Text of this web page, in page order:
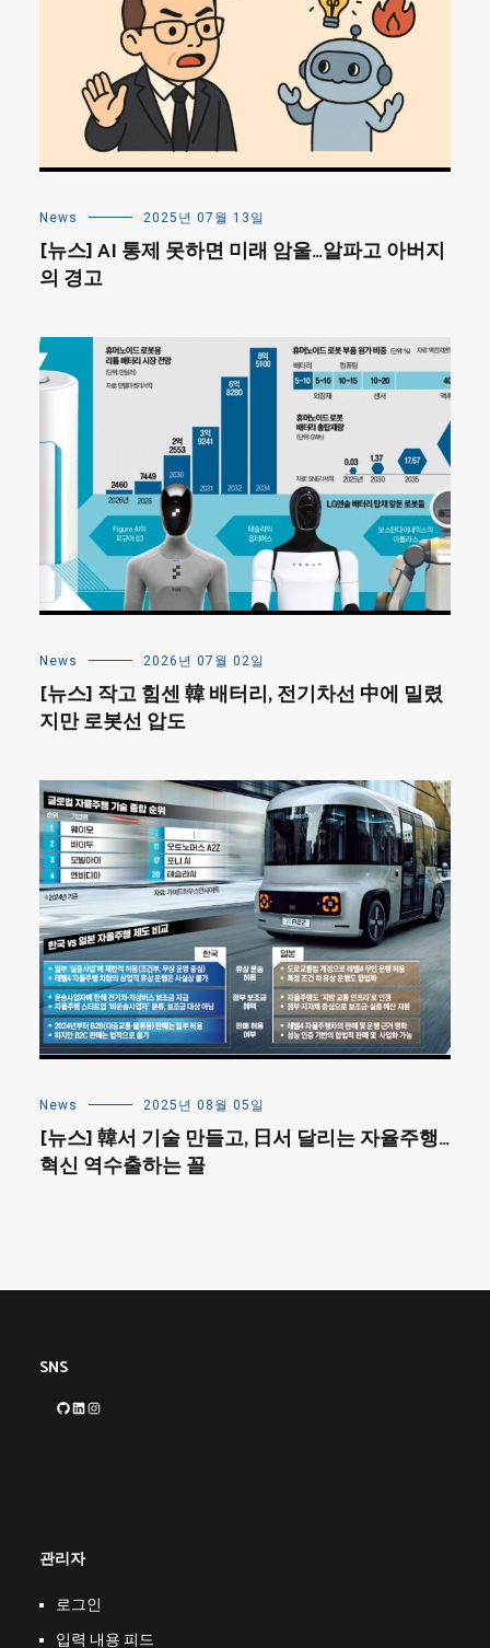
News 2025년 07월 13일
[뉴스] AI 통제 못하면 미래 암울…알파고 아버지
의 경고
News 2026년 07월 02일
[뉴스] 작고 힘센 韓 배터리, 전기차선 中에 밀렸
지만 로봇선 압도
News 2025년 08월 05일
[뉴스] 韓서 기술 만들고, 日서 달리는 자율주행…
혁신 역수출하는 꼴
SNS
GitHubLinkedIn
관리자
로그인
입력 내용 피드